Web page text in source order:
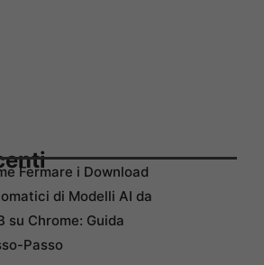
Fermare i Download
di Modelli AI da
su Chrome: Guida
Passo